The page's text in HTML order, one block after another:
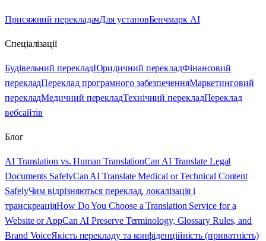
Присяжний перекладачДля установБенчмарк AI
Спеціалізації
Будівельний перекладЮридичний перекладФінансовий
перекладПереклад програмного забезпеченняМаркетинговий
перекладМедичний перекладТехнічний перекладПереклад
вебсайтів
Блог
AI Translation vs. Human TranslationCan AI Translate Legal
Documents SafelyCan AI Translate Medical or Technical Content
SafelyЧим відрізняються переклад, локалізація і
транскреаціяHow Do You Choose a Translation Service for a
Website or AppCan AI Preserve Terminology, Glossary Rules, and
Brand VoiceЯкість перекладу та конфіденційність (приватність)